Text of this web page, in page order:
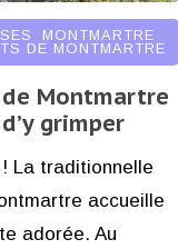
MONTMARTRE
DE MONTMARTRE
de Montmartre
grimper
La traditionnelle
accueille
adorée. Au